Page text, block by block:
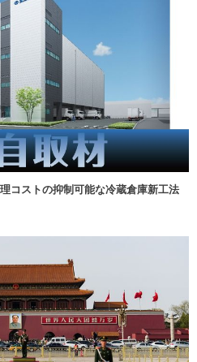
コストの抑制可能な冷蔵倉庫新工法